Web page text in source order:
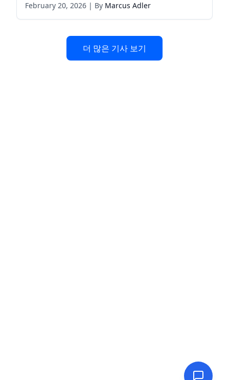
February 20, 2026 | By Marcus Adler
더 많은 기사 보기